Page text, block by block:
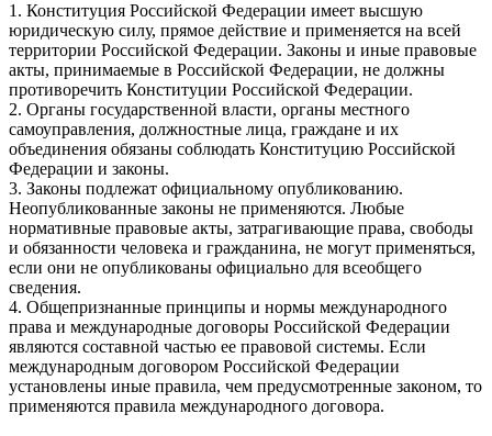
1. Конституция Российской Федерации имеет высшую
юридическую силу, прямое действие и применяется на всей
территории Российской Федерации. Законы и иные правовые
акты, принимаемые в Российской Федерации, не должны
противоречить Конституции Российской Федерации.
2. Органы государственной власти, органы местного
самоуправления, должностные лица, граждане и их
объединения обязаны соблюдать Конституцию Российской
Федерации и законы.
3. Законы подлежат официальному опубликованию.
Неопубликованные законы не применяются. Любые
нормативные правовые акты, затрагивающие права, свободы
и обязанности человека и гражданина, не могут применяться,
если они не опубликованы официально для всеобщего
сведения.
4. Общепризнанные принципы и нормы международного
права и международные договоры Российской Федерации
являются составной частью ее правовой системы. Если
международным договором Российской Федерации
установлены иные правила, чем предусмотренные законом, то
применяются правила международного договора.